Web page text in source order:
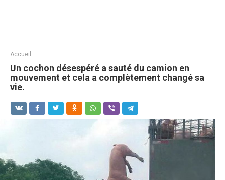
Accueil
Un cochon désespéré a sauté du camion en
mouvement et cela a complètement changé sa
vie.